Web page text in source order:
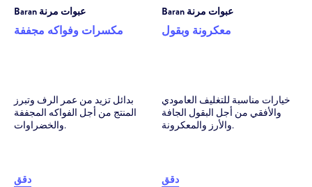
Baran عبوات مرنة
مكسرات وفواكه مجففة
بدائل تزيد من عمر الرف وتبرز
المنتج من أجل الفواكه المجففة
والخضراوات.
دقق
Baran عبوات مرنة
معكرونة وبقول
خيارات مناسبة للتغليف العامودي
والأفقي من أجل البقول الجافة
والأرز والمعكرونة.
دقق